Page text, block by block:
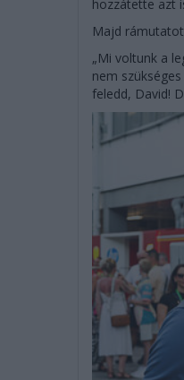
hozzátette azt
Majd
„Mi voltunk a
nem
feledd, David!